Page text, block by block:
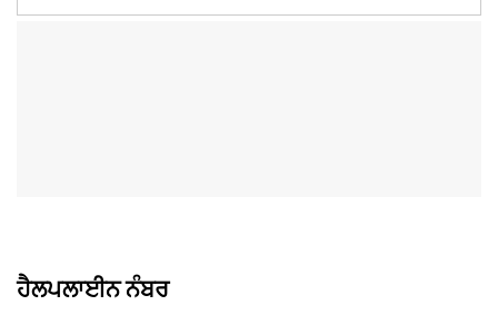
ਹੈਲਪਲਾਈਨ ਨੰਬਰ